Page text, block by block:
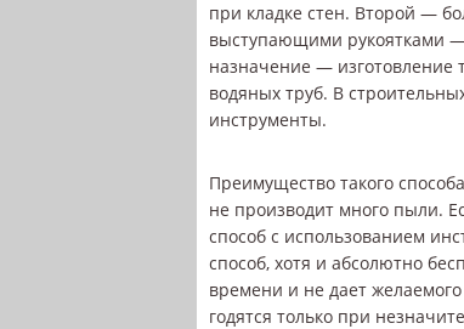
при кладке стен. Второй —
выступающими рукоятками
назначение — изготовление
водяных труб. В
инструменты.
Преимущество такого
не производит много пыли.
способ с использованием
способ, хотя и абсолютно
времени и не дает
годятся только при